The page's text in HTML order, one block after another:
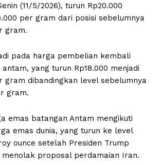
(11/5/2026), turun Rp20.000
per gram dari posisi sebelumnya
gram.
pada harga pembelian kembali
antam, yang turun Rp18.000 menjadi
gram dibandingkan level sebelumnya
gram.
emas batangan Antam mengikuti
emas dunia, yang turun ke level
ounce setelah Presiden Trump
menolak proposal perdamaian Iran.